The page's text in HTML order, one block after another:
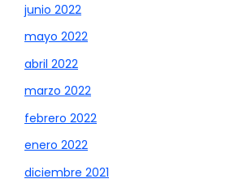
junio 2022
mayo 2022
abril 2022
marzo 2022
febrero 2022
enero 2022
diciembre 2021